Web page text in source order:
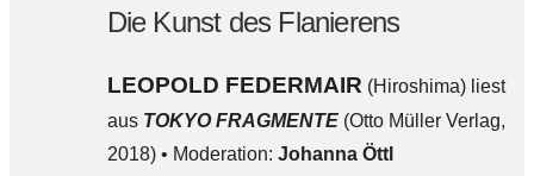
Die Kunst des Flanierens
LEOPOLD FEDERMAIR (Hiroshima) liest
aus TOKYO FRAGMENTE(Otto Müller Verlag,
2018) • Moderation: Johanna Öttl